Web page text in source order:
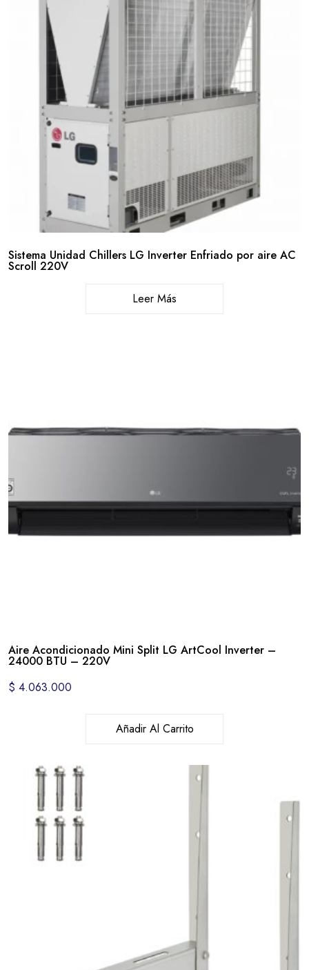
Sistema Unidad Chillers LG Inverter Enfriado por aire AC
Scroll 220V
Leer Más
Aire Acondicionado Mini Split LG ArtCool Inverter –
24000 BTU – 220V
$ 4.063.000
Añadir Al Carrito